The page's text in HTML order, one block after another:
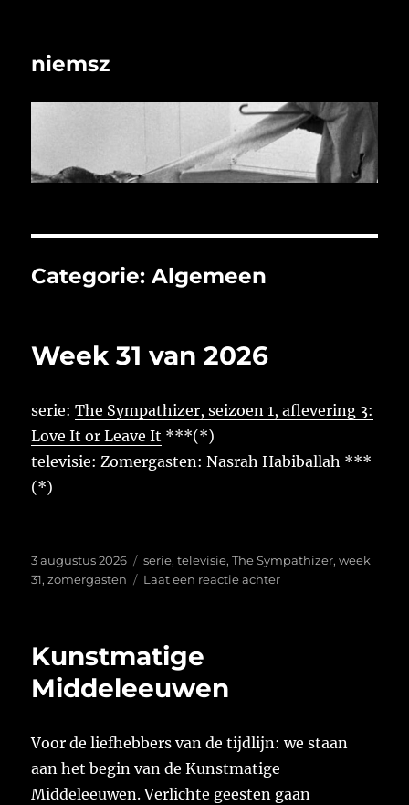
niemsz
Categorie:Algemeen
Week 31 van 2026
serie:The Sympathizer, seizoen 1, aflevering 3:
Love It or Leave It ***(*)
televisie:Zomergasten: Nasrah Habiballah ***
(*)
Geplaatst
op
3 augustus 2026 Tags
serie,televisie,The Sympathizer,week
31,zomergasten Laat een reactie achterop
Kunstmatige
Middeleeuwen
Voor de liefhebbers van de tijdlijn: we staan
aan het begin van de Kunstmatige
Middeleeuwen. Verlichte geesten gaan